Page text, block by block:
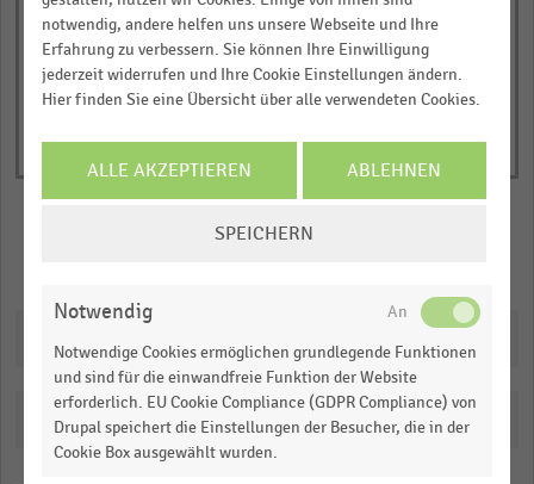
axis
displaying
Anzahl
der
(absolut).
View
data
interactive
chart
Katalogisierung
notwendig, andere helfen uns unsere Webseite und Ihre
Erfahrung zu verbessern. Sie können Ihre Einwilligung
jederzeit widerrufen und Ihre Cookie Einstellungen ändern.
Hier finden Sie eine Übersicht über alle verwendeten Cookies.
ALLE AKZEPTIEREN ABLEHNEN
SPEICHERN
Notwendig
Notwendige Cookies ermöglichen grundlegende Funktionen
und sind für die einwandfreie Funktion der Website
erforderlich. EU Cookie Compliance (GDPR Compliance) von
Drupal speichert die Einstellungen der Besucher, die in der
Cookie Box ausgewählt wurden.